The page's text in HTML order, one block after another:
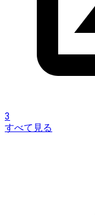
3
すべて見る